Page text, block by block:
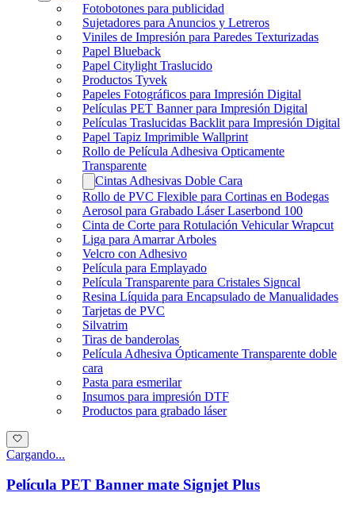
Fotobotones para publicidad
Sujetadores para Anuncios y Letreros
Viniles de Impresión para Paredes Texturizadas
Papel Blueback
Papel Citylight Traslucido
Productos Tyvek
Papeles Fotográficos para Impresión Digital
Películas PET Banner para Impresión Digital
Películas Traslucidas Backlit para Impresión Digital
Papel Tapiz Imprimible Wallprint
Rollo de Película Adhesiva Opticamente
Transparente
Cintas Adhesivas Doble Cara
Rollo de PVC Flexible para Cortinas en Bodegas
Aerosol para Grabado Láser Laserbond 100
Cinta de Corte para Rotulación Vehicular Wrapcut
Liga para Amarrar Arboles
Velcro con Adhesivo
Película para Emplayado
Película Transparente para Cristales Signcal
Resina Líquida para Encapsulado de Manualidades
Tarjetas de PVC
Silvatrim
Tiras de banderolas
Película Adhesiva Ópticamente Transparente doble
cara
Pasta para esmerilar
Insumos para impresión DTF
Productos para grabado láser
Cargando...
Película PET Banner mate Signjet Plus